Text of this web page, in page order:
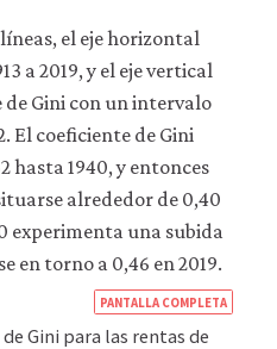
PANTALLA COMPLETA
Gini para las rentas de